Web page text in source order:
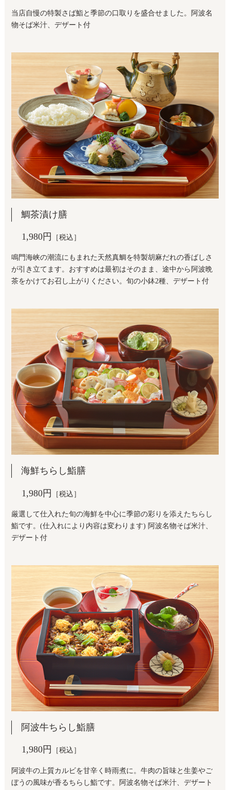
当店自慢の特製さば鮨と季節の口取りを盛合せました。阿波名
物そば米汁、デザート付
鯛茶漬け膳
1,980円 ［税込］
鳴門海峡の潮流にもまれた天然真鯛を特製胡麻だれの香ばしさ
が引き立てます。おすすめは最初はそのまま、途中から阿波晩
茶をかけてお召し上がりください。旬の小鉢2種、デザート付
海鮮ちらし鮨膳
1,980円 ［税込］
厳選して仕入れた旬の海鮮を中心に季節の彩りを添えたちらし
鮨です。(仕入れにより内容は変わります) 阿波名物そば米汁、
デザート付
阿波牛ちらし鮨膳
1,980円 ［税込］
阿波牛の上質カルビを甘辛く時雨煮に。牛肉の旨味と生姜やご
ぼうの風味が香るちらし鮨です。阿波名物そば米汁、デザート